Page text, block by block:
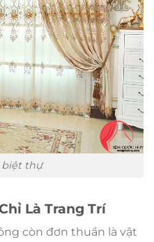
biệt thự
Là Trang Trí
còn đơn thuần là vật